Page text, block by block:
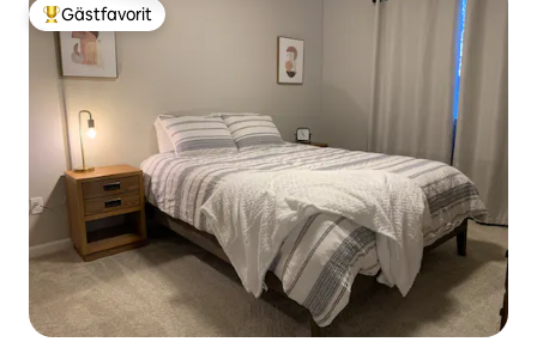
Populär gästfavorit
Gästfavorit